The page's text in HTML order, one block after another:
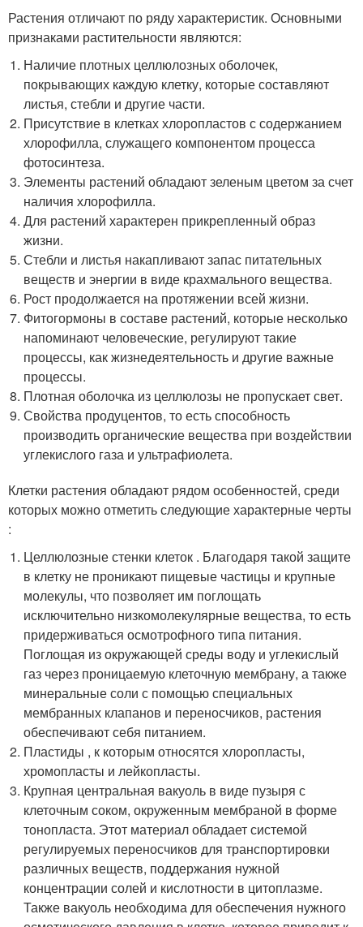
Растения отличают по ряду характеристик. Основными
признаками растительности являются:
Наличие плотных целлюлозных оболочек,
покрывающих каждую клетку, которые составляют
листья, стебли и другие части.
Присутствие в клетках хлоропластов с содержанием
хлорофилла, служащего компонентом процесса
фотосинтеза.
Элементы растений обладают зеленым цветом за счет
наличия хлорофилла.
Для растений характерен прикрепленный образ
жизни.
Стебли и листья накапливают запас питательных
веществ и энергии в виде крахмального вещества.
Рост продолжается на протяжении всей жизни.
Фитогормоны в составе растений, которые несколько
напоминают человеческие, регулируют такие
процессы, как жизнедеятельность и другие важные
процессы.
Плотная оболочка из целлюлозы не пропускает свет.
Свойства продуцентов, то есть способность
производить органические вещества при воздействии
углекислого газа и ультрафиолета.
Клетки растения обладают рядом особенностей, среди
которых можно отметить следующие характерные черты
:
Целлюлозные стенки клеток . Благодаря такой защите
в клетку не проникают пищевые частицы и крупные
молекулы, что позволяет им поглощать
исключительно низкомолекулярные вещества, то есть
придерживаться осмотрофного типа питания.
Поглощая из окружающей среды воду и углекислый
газ через проницаемую клеточную мембрану, а также
минеральные соли с помощью специальных
мембранных клапанов и переносчиков, растения
обеспечивают себя питанием.
Пластиды , к которым относятся хлоропласты,
хромопласты и лейкопласты.
Крупная центральная вакуоль в виде пузыря с
клеточным соком, окруженным мембраной в форме
тонопласта. Этот материал обладает системой
регулируемых переносчиков для транспортировки
различных веществ, поддержания нужной
концентрации солей и кислотности в цитоплазме.
Также вакуоль необходима для обеспечения нужного